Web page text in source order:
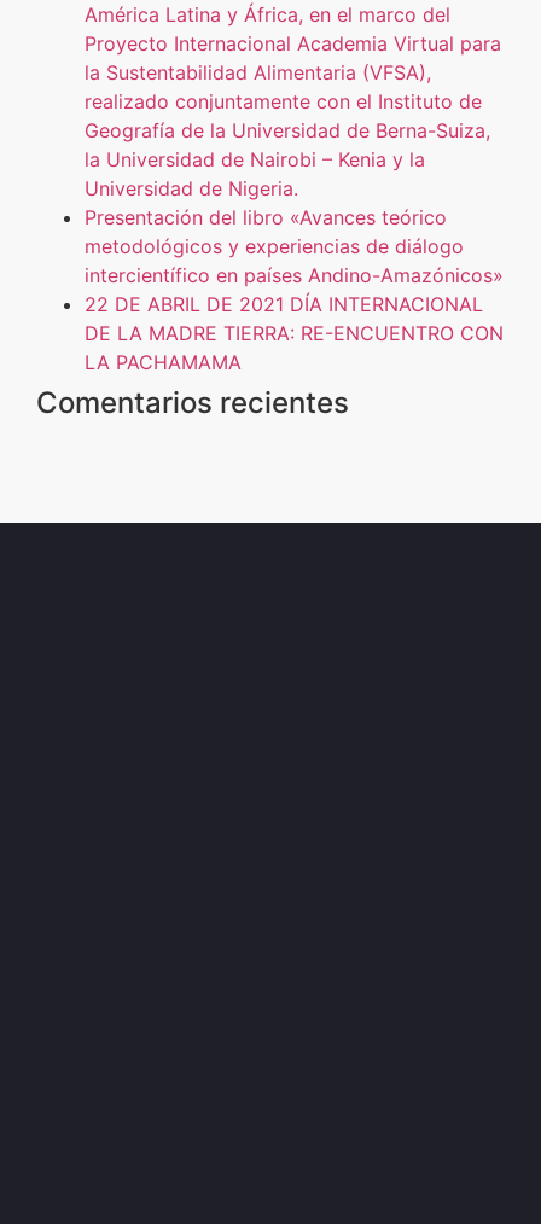
América Latina y África, en el marco del
Proyecto Internacional Academia Virtual para
la Sustentabilidad Alimentaria (VFSA),
realizado conjuntamente con el Instituto de
Geografía de la Universidad de Berna-Suiza,
la Universidad de Nairobi – Kenia y la
Universidad de Nigeria.
Presentación del libro «Avances teórico
metodológicos y experiencias de diálogo
intercientífico en países Andino-Amazónicos»
22 DE ABRIL DE 2021 DÍA INTERNACIONAL
DE LA MADRE TIERRA: RE-ENCUENTRO CON
LA PACHAMAMA
Comentarios recientes